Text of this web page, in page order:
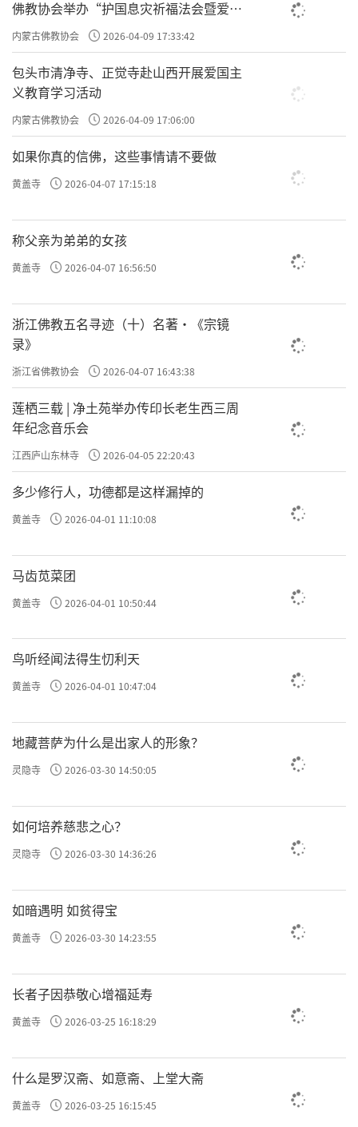
佛教协会举办“护国息灾祈福法会暨爱国
主义电影观影活动”
内蒙古佛教协会 2026-04-09 17:33:42
包头市清净寺、正觉寺赴山西开展爱国主
义教育学习活动
内蒙古佛教协会 2026-04-09 17:06:00
如果你真的信佛，这些事情请不要做
黄盖寺 2026-04-07 17:15:18
称父亲为弟弟的女孩
黄盖寺 2026-04-07 16:56:50
浙江佛教五名寻迹（十）名著·《宗镜
录》
浙江省佛教协会 2026-04-07 16:43:38
莲栖三载 | 净土苑举办传印长老生西三周
年纪念音乐会
江西庐山东林寺 2026-04-05 22:20:43
多少修行人，功德都是这样漏掉的
黄盖寺 2026-04-01 11:10:08
马齿苋菜团
黄盖寺 2026-04-01 10:50:44
鸟听经闻法得生忉利天
黄盖寺 2026-04-01 10:47:04
地藏菩萨为什么是出家人的形象？
灵隐寺 2026-03-30 14:50:05
如何培养慈悲之心？
灵隐寺 2026-03-30 14:36:26
如暗遇明 如贫得宝
黄盖寺 2026-03-30 14:23:55
长者子因恭敬心增福延寿
黄盖寺 2026-03-25 16:18:29
什么是罗汉斋、如意斋、上堂大斋
黄盖寺 2026-03-25 16:15:45